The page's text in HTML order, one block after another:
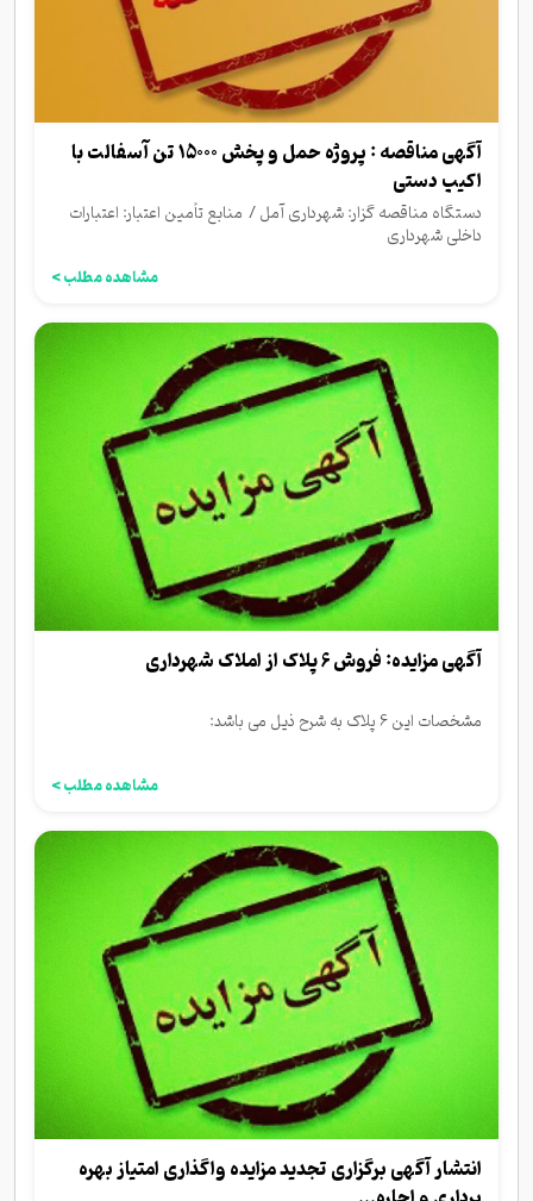
آگهی مناقصه : پروژه حمل و پخش 15000 تن آسفالت با
اکیپ دستی
دستگاه مناقصه گزار: شهرداری آمل / منابع تأمین اعتبار: اعتبارات
داخلی شهرداری
مشاهده مطلب >
آگهی مزایده: فروش 6 پلاک از املاک شهرداری
مشخصات این 6 پلاک به شرح ذیل می باشد:
مشاهده مطلب >
انتشار آگهی برگزاری تجدید مزایده واگذاری امتیاز بهره